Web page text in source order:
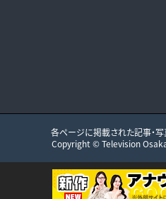
各ページに掲載された記事・写
Copyright ©Television